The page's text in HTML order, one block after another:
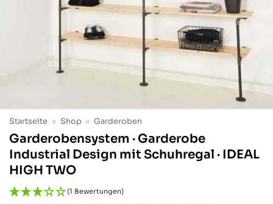
Startseite » Shop » Garderoben
Garderobensystem · Garderobe
Industrial Design mit Schuhregal · IDEAL
HIGH TWO
(1 Bewertungen)